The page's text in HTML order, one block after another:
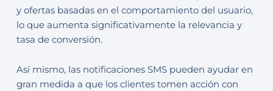
y ofertas basadas en el comportamiento del usuario,
lo que aumenta significativamente la relevancia y
tasa de conversión.
Así mismo, las notificaciones SMS pueden ayudar en
gran medida a que los clientes tomen acción con